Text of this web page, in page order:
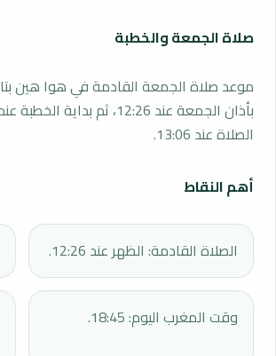
صلاة الجمعة والخطبة
الصلاة عند 13:06.
أهم النقاط
الصلاة القادمة: الظهر عند 12:26.
وقت المغرب اليوم: 18:45.